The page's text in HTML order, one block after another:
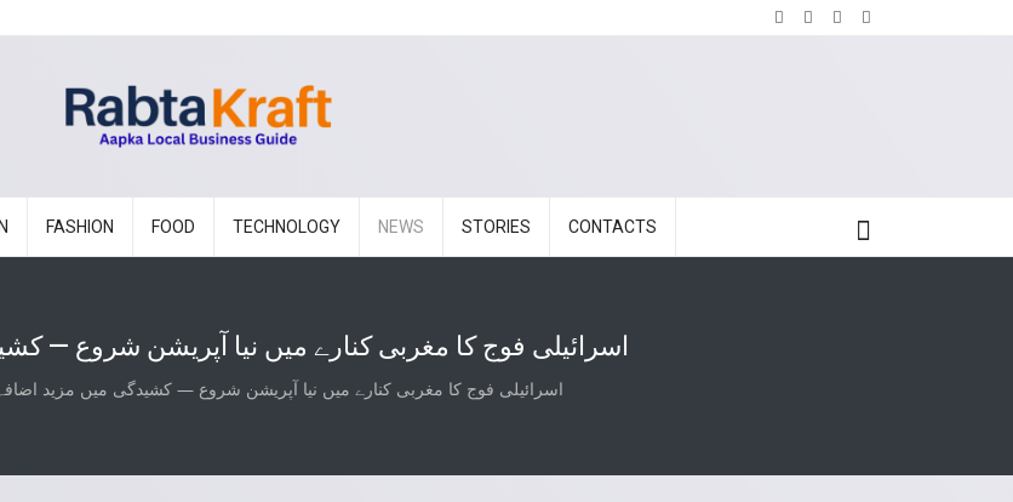
FASHION FOOD TECHNOLOGY NEWS STORIES CONTACTS
اسرائیلی فوج کا مغربی کنارے میں نیا آپریشن شروع —
اسرائیلی فوج کا مغربی کنارے میں نیا آپریشن شروع — کشیدگی میں مزید اضافہ